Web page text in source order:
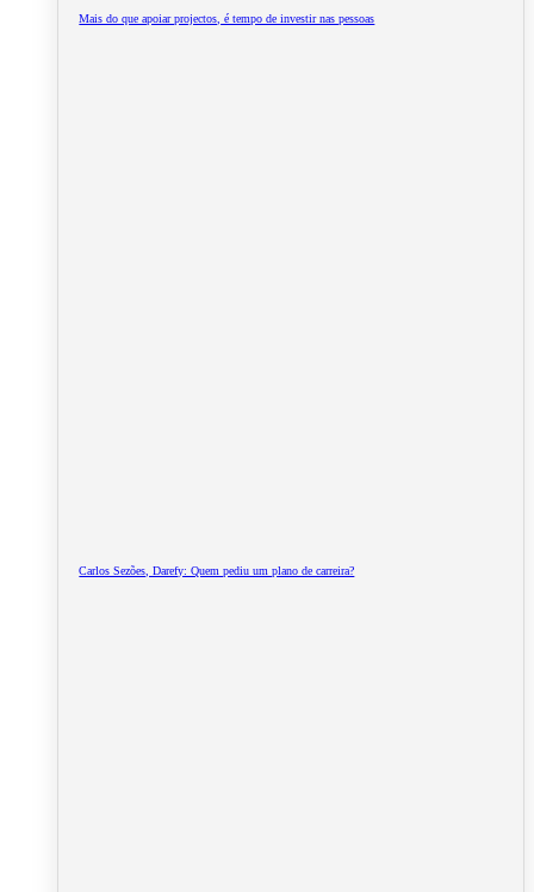
Mais do que apoiar projectos, é tempo de investir nas pessoas
Carlos Sezões, Darefy: Quem pediu um plano de carreira?